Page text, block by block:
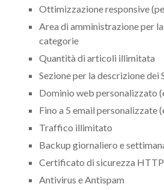
Ottimizzazione responsive
Area di amministrazione per
categorie
Quantità di articoli illimitata
Sezione per la descrizione dei
Dominio web personalizzato
Fino a 5 email personalizzate
Traffico illimitato
Backup giornaliero e
Certificato di sicurezza
Antivirus e Antispam